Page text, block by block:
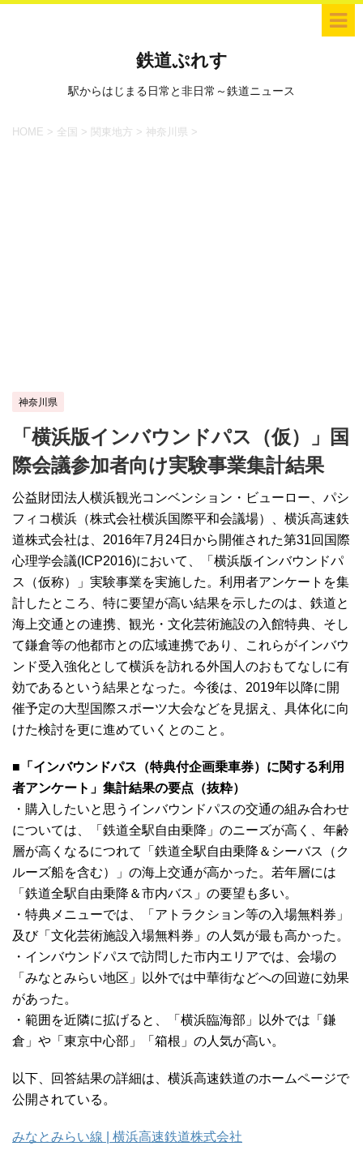
鉄道ぷれす
駅からはじまる日常と非日常～鉄道ニュース
HOME > 全国 > 関東地方 > 神奈川県 >
神奈川県
「横浜版インバウンドパス（仮）」国
際会議参加者向け実験事業集計結果
公益財団法人横浜観光コンベンション・ビューロー、パシ
フィコ横浜（株式会社横浜国際平和会議場）、横浜高速鉄
道株式会社は、2016年7月24日から開催された第31回国際
心理学会議(ICP2016)において、「横浜版インバウンドパ
ス（仮称）」実験事業を実施した。利用者アンケートを集
計したところ、特に要望が高い結果を示したのは、鉄道と
海上交通との連携、観光・文化芸術施設の入館特典、そし
て鎌倉等の他都市との広域連携であり、これらがインバウ
ンド受入強化として横浜を訪れる外国人のおもてなしに有
効であるという結果となった。今後は、2019年以降に開
催予定の大型国際スポーツ大会などを見据え、具体化に向
けた検討を更に進めていくとのこと。
■「インバウンドパス（特典付企画乗車券）に関する利用
者アンケート」集計結果の要点（抜粋）
・購入したいと思うインバウンドパスの交通の組み合わせ
については、「鉄道全駅自由乗降」のニーズが高く、年齢
層が高くなるにつれて「鉄道全駅自由乗降＆シーバス（ク
ルーズ船を含む）」の海上交通が高かった。若年層には
「鉄道全駅自由乗降＆市内バス」の要望も多い。
・特典メニューでは、「アトラクション等の入場無料券」
及び「文化芸術施設入場無料券」の人気が最も高かった。
・インバウンドパスで訪問した市内エリアでは、会場の
「みなとみらい地区」以外では中華街などへの回遊に効果
があった。
・範囲を近隣に拡げると、「横浜臨海部」以外では「鎌
倉」や「東京中心部」「箱根」の人気が高い。
以下、回答結果の詳細は、横浜高速鉄道のホームページで
公開されている。
みなとみらい線 | 横浜高速鉄道株式会社